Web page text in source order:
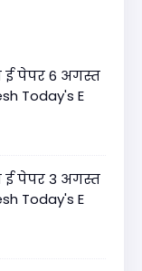
पेपर 6 अगस्त
Today's E
पेपर 3 अगस्त
Today's E